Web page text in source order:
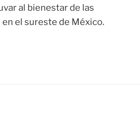
al bienestar de las
el sureste de México.